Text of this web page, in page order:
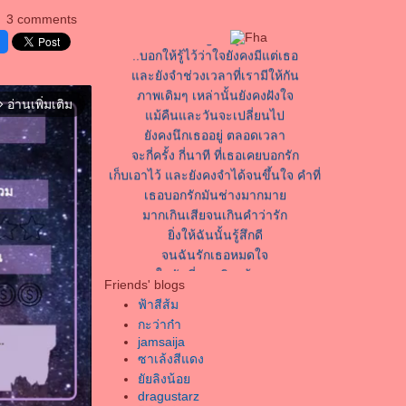
3 comments
อ่านเพิ่มเติม
A song for you
..บอกให้รู้ไว้ว่าใจยังคงมีแต่เธอ
ละยังจำช่วงเวลาที่เรามีให้กัน
ภาพเดิมๆ เหล่านั้นยังคงฝังใจ
ม้คืนและวันจะเปลี่ยนไป
ังคงนึกเธออยู่ ตลอดเวลา
จะกี่ครั้ง กี่นาที ที่เธอเคยบอกรัก
เก็บเอาไว้ และยังคงจำได้จนขึ้นใจ คำที่
เธอบอกรักมันช่างมากมา
มากเกินเสียจนเกินคำว่ารัก
ิ่งให้ฉันนั้นรู้สึกดี
จนฉันรักเธอหมดใจ
นวันที่เธอเดินเข้ามา
ชีวิตฉันนั้นก็เริ่มเปลี่ยนไป
จากคนที่เคยเป็นคนไม่ดีอยู่
ที่ตอนที่เธอเดินเข้ามาในชีวิต
เธอทำให้ฉันเรียนรู้ว่า
ความสุขที่แท้จริงเป็นอย่างไร
ิ่งนานวันไปยิ่งรักกัน
Friends' blogs
ฟ้าสีส้ม
กะว่าก๋า
jamsaija
ซาเล้งสีแดง
ัยลิงน้อ
dragustarz